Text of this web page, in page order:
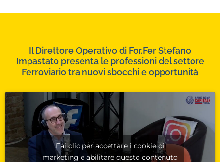
Il Direttore Operativo di For.Fer Stefano
Impastato presenta le professioni del settore
Ferroviario tra nuovi sbocchi e opportunità
Fai clic per accettare i cookie di
marketing e abilitare questo contenuto